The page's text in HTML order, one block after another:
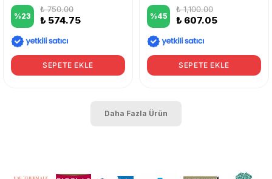
%23
₺ 750.00
₺ 574.75
SEPETE EKLE
%45
₺ 1,100.00
₺ 607.05
SEPETE EKLE
Daha Fazla Ürün